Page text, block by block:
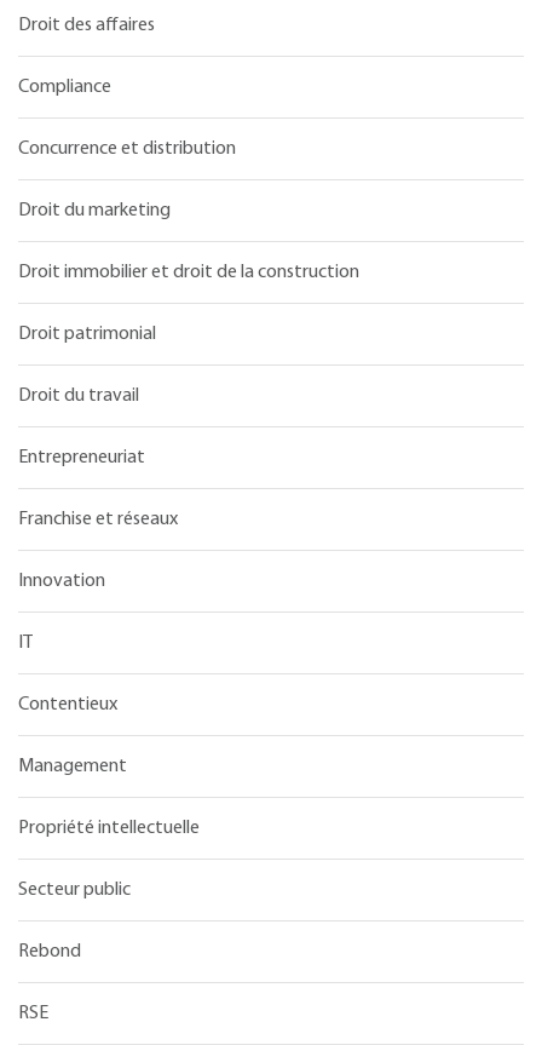
Droit des affaires
Compliance
Concurrence et distribution
Droit du marketing
Droit immobilier et droit de la construction
Droit patrimonial
Droit du travail
Entrepreneuriat
Franchise et réseaux
Innovation
Contentieux
Management
Propriété intellectuelle
Secteur public
Rebond
RSE